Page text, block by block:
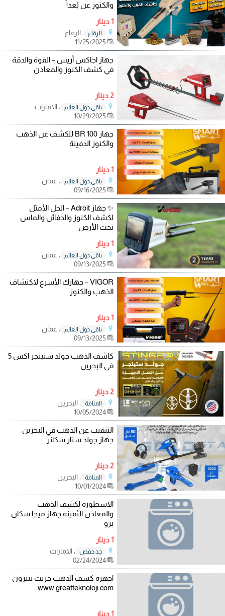
والكنوز عن بُعد!
1 دينار
الرفاع
، الرفاع
جهاز اجاكس أريس – القوة والدقة
في كشف الكنوز والمعادن
2 دينار
باقي دول العالم
، الامارات
جهاز BR 100 للكشف عن الذهب
والكنوز الدفينة
1 دينار
باقي دول العالم
، عمان
✨ جهاز Adroit – الحل الأمثل
لكشف الكنوز والدفائن والماس
تحت الأرض
1 دينار
باقي دول العالم
، عمان
VIGOR – جهازك الأسرع لاكتشاف
الذهب والكنوز
1 دينار
باقي دول العالم
، عمان
كاشف الذهب جولد ستينجر اكس 5
في البحرين
2 دينار
المنامة
، البحرين
10/05/2024
التنقيب عن الذهب في البحرين
جهاز جولد ستار سكانر
2 دينار
المنامة
، البحرين
10/01/2024
الاسطوره لكشف الذهب
والمعادن الثمينه جهاز ميجا سكان
برو
1 دينار
جد حفص
، الامارات
02/24/2024
اجهزة كشف الذهب جريت نيترون
www.greatteknoloji.com
1 دينار